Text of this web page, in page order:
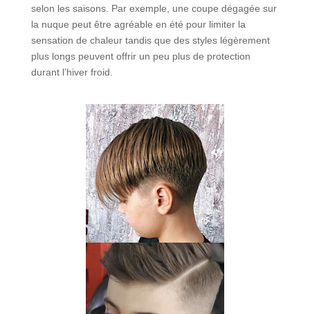
selon les saisons. Par exemple, une coupe dégagée sur
la nuque peut être agréable en été pour limiter la
sensation de chaleur tandis que des styles légèrement
plus longs peuvent offrir un peu plus de protection
durant l’hiver froid.